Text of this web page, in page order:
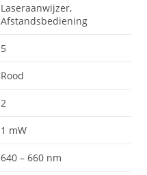
Laseraanwijzer,
Afstandsbediening
5
Rood
2
1 mW
640 – 660 nm